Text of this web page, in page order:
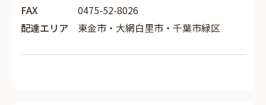
FAX
0475-52-8026
配達エリア
東金市・大網白里市・千葉市緑区